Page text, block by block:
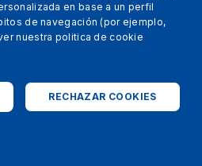
SPANISH
ITALIAN
ENGLISH
en base a un perfil
de navegación (por ejemplo,
nuestra politica de cookie
RECHAZAR COOKIES